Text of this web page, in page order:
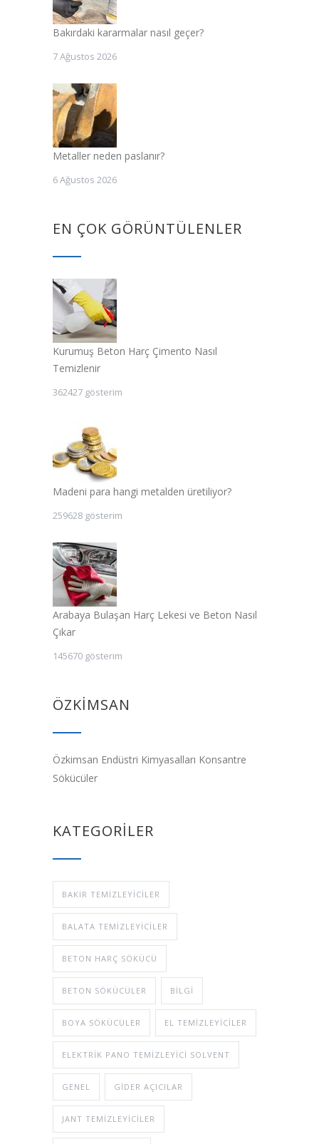
Bakırdaki kararmalar nasıl geçer?
7 Ağustos 2026
Metaller neden paslanır?
6 Ağustos 2026
EN ÇOK GÖRÜNTÜLENLER
Kurumuş Beton Harç Çimento Nasıl
Temizlenir
362427 gösterim
Madeni para hangi metalden üretiliyor?
259628 gösterim
Arabaya Bulaşan Harç Lekesi ve Beton Nasıl
Çıkar
145670 gösterim
ÖZKİMSAN
Özkimsan Endüstri Kimyasalları Konsantre
Sökücüler
KATEGORİLER
BAKIR TEMIZLEYICILER
BALATA TEMIZLEYICILER
BETON HARÇ SÖKÜCÜ
BETON SÖKÜCÜLER BILGI
BOYA SÖKÜCÜLER EL TEMIZLEYICILER
ELEKTRIK PANO TEMIZLEYICI SOLVENT
GENEL GIDER AÇICILAR
JANT TEMIZLEYICILER